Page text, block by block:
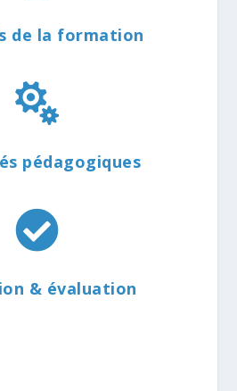
de la formation

pédagogiques

& évaluation